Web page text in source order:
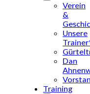
Verein
&
Unsere
Dan
Training